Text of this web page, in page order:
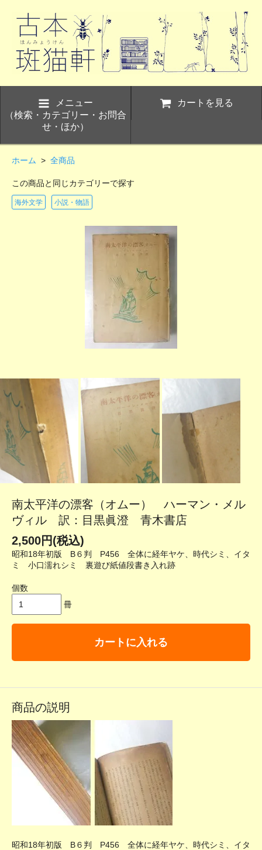
メニュー
（検索・カテゴリー・お問合
せ・ほか）
カートを見る
ホーム > 全商品
この商品と同じカテゴリーで探す
海外文学 小説・物語
南太平洋の漂客（オムー） ハーマン・メル
ヴィル 訳：目黒眞澄 青木書店
2,500円(税込)
昭和18年初版 B６判 P456 全体に経年ヤケ、時代シミ、イタ
ミ 小口濡れシミ 裏遊び紙値段書き入れ跡
個数
冊
カートに入れる
商品の説明
昭和18年初版 B６判 P456 全体に経年ヤケ、時代シミ、イタ